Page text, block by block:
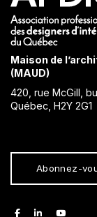
Maison de
(MAUD)
420, rue McGill,
Québec, H2Y 2G1
Abonnez-
facebooklinkedinyoutube